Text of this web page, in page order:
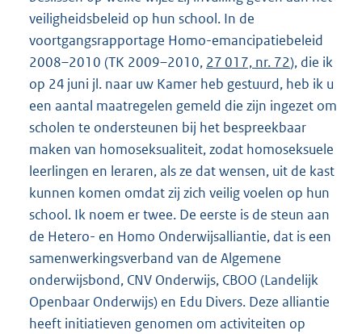
veiligheidsbeleid op hun school. In de
voortgangsrapportage Homo-emancipatiebeleid
2008–2010 (TK 2009–2010, 27 017, nr. 72), die ik
op 24 juni jl. naar uw Kamer heb gestuurd, heb ik u
een aantal maatregelen gemeld die zijn ingezet om
scholen te ondersteunen bij het bespreekbaar
maken van homoseksualiteit, zodat homoseksuele
leerlingen en leraren, als ze dat wensen, uit de kast
kunnen komen omdat zij zich veilig voelen op hun
school. Ik noem er twee. De eerste is de steun aan
de Hetero- en Homo Onderwijsalliantie, dat is een
samenwerkingsverband van de Algemene
onderwijsbond, CNV Onderwijs, CBOO (Landelijk
Openbaar Onderwijs) en Edu Divers. Deze alliantie
heeft initiatieven genomen om activiteiten op